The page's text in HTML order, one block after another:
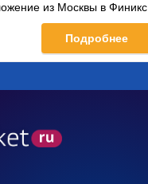
из Москвы в Финикс
Подробнее